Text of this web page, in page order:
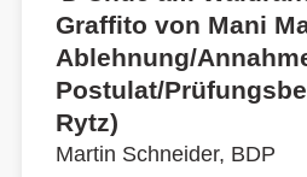
Graffito von Mani
Ablehnung/
Postulat/
Rytz)
Martin Schneider, BDP